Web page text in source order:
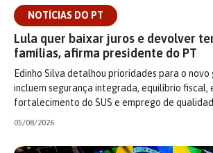
NOTÍCIAS DO PT
Lula quer baixar juros e devolver
famílias, afirma presidente do PT
Edinho Silva detalhou prioridades para o novo
incluem segurança integrada, equilíbrio fiscal,
fortalecimento do SUS e emprego de
05/08/2026